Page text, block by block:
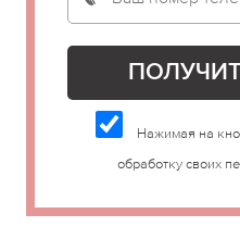
Нажимая на
обработку своих